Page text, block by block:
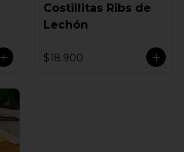
Costillitas Ribs de
Lechón
$18.900